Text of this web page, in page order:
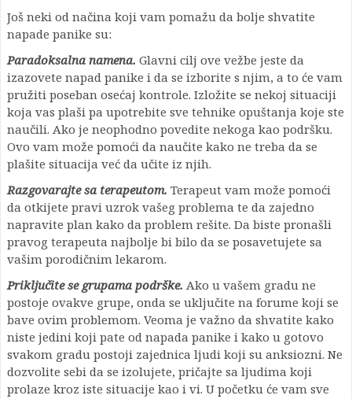
Još neki od načina koji vam pomažu da bolje shvatite
napade panike su:
Paradoksalna namena. Glavni cilj ove vežbe jeste da
izazovete napad panike i da se izborite s njim, a to će vam
pružiti poseban osećaj kontrole. Izložite se nekoj situaciji
koja vas plaši pa upotrebite sve tehnike opuštanja koje ste
naučili. Ako je neophodno povedite nekoga kao podršku.
Ovo vam može pomoći da naučite kako ne treba da se
plašite situacija već da učite iz njih.
Razgovarajte sa terapeutom. Terapeut vam može pomoći
da otkijete pravi uzrok vašeg problema te da zajedno
napravite plan kako da problem rešite. Da biste pronašli
pravog terapeuta najbolje bi bilo da se posavetujete sa
vašim porodičnim lekarom.
Priključite se grupama podrške. Ako u vašem gradu ne
postoje ovakve grupe, onda se uključite na forume koji se
bave ovim problemom. Veoma je važno da shvatite kako
niste jedini koji pate od napada panike i kako u gotovo
svakom gradu postoji zajednica ljudi koji su anksiozni. Ne
dozvolite sebi da se izolujete, pričajte sa ljudima koji
prolaze kroz iste situacije kao i vi. U početku će vam sve